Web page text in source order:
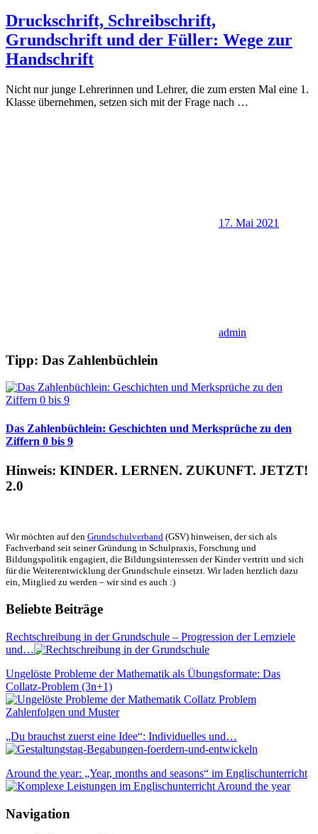
Druckschrift, Schreibschrift,
Grundschrift und der Füller: Wege zur
Handschrift
Nicht nur junge Lehrerinnen und Lehrer, die zum ersten Mal eine 1.
Klasse übernehmen, setzen sich mit der Frage nach …
17. Mai 2021
admin
Tipp: Das Zahlenbüchlein
Das Zahlenbüchlein: Geschichten und Merksprüche zu den
Ziffern 0 bis 9
Hinweis: KINDER. LERNEN. ZUKUNFT. JETZT!
2.0
Wir möchten auf den Grundschulverband (GSV) hinweisen, der sich als
Fachverband seit seiner Gründung in Schulpraxis, Forschung und
Bildungspolitik engagiert, die Bildungsinteressen der Kinder vertritt und sich
für die Weiterentwicklung der Grundschule einsetzt. Wir laden herzlich dazu
ein, Mitglied zu werden – wir sind es auch :)
Beliebte Beiträge
Rechtschreibung in der Grundschule – Progression der Lernziele
und…
Ungelöste Probleme der Mathematik als Übungsformate: Das
Collatz-Problem (3n+1)
„Du brauchst zuerst eine Idee“: Individuelles und…
Around the year: „Year, months and seasons“ im Englischunterricht
Navigation